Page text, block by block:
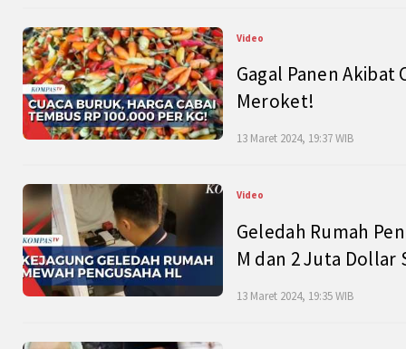
Video
Gagal Panen Akibat
Meroket!
13 Maret 2024, 19:37 WIB
Video
Geledah Rumah
M dan 2 Juta Dollar
13 Maret 2024, 19:35 WIB